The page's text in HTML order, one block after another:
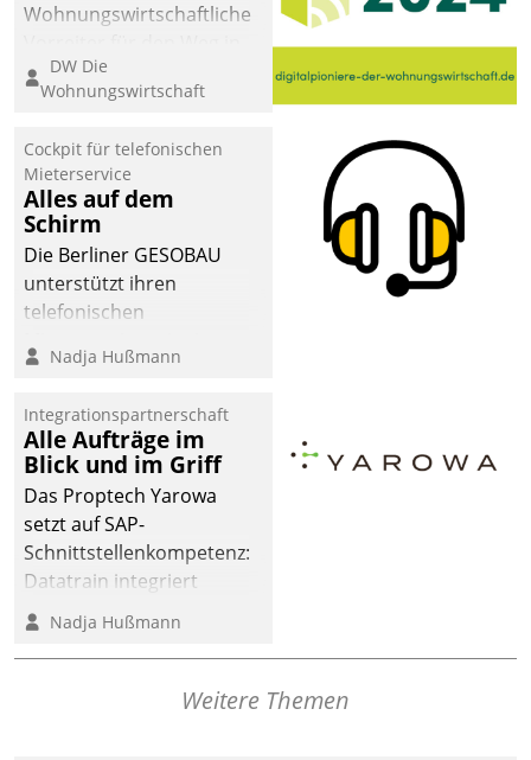
Wohnungswirtschaftliche
eine digitale Zukunft zu
finden, ist das Ziel des
der
Wohnungswirtschaft“.
Bewerben können sich
dafür ein Team
bestehend aus
Wohnungsunternehmen
und PropTech.
DW Die
Wohnungswirtschaft
Cockpit für telefonischen
Mieterservice
Alles auf dem
Schirm
Die Berliner GESOBAU
unterstützt ihren
telefonischen
digitalen Cockpit, das
passende Fragen und
Schlagworte auswirft.
Eine intuitive
Dialogführung ermöglicht
dem externen
Serviceteam, Anrufe von
Mietenden zügiger und
effizienter zu bearbeiten.
Nadja Hußmann
Integrationspartnerschaft
Alle Aufträge im
Blick und im Griff
Das Proptech Yarowa
setzt auf SAP-
Schnittstellenkompetenz:
Datatrain integriert
Yarowas Portal zur
Vergabe und Verwaltung
von Aufträgen der
Nadja Hußmann
Weitere Themen